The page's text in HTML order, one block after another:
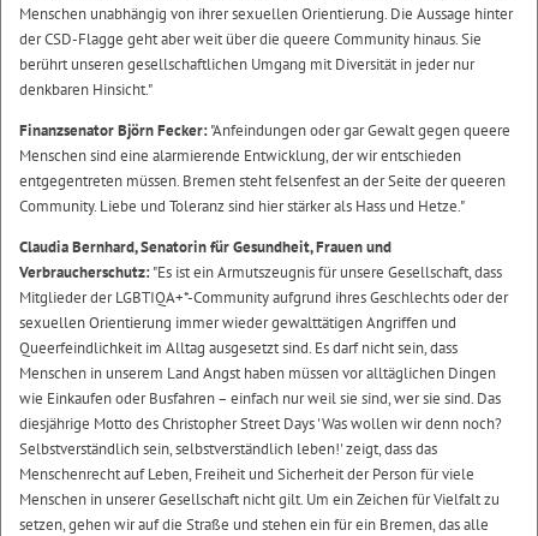
Menschen unabhängig von ihrer sexuellen Orientierung. Die Aussage hinter
der CSD-Flagge geht aber weit über die queere Community hinaus. Sie
berührt unseren gesellschaftlichen Umgang mit Diversität in jeder nur
denkbaren Hinsicht."
Finanzsenator Björn Fecker:"Anfeindungen oder gar Gewalt gegen queere
Menschen sind eine alarmierende Entwicklung, der wir entschieden
entgegentreten müssen. Bremen steht felsenfest an der Seite der queeren
Community. Liebe und Toleranz sind hier stärker als Hass und Hetze."
Claudia Bernhard, Senatorin für Gesundheit, Frauen und
Verbraucherschutz:"Es ist ein Armutszeugnis für unsere Gesellschaft, dass
Mitglieder der LGBTIQA+*-Community aufgrund ihres Geschlechts oder der
sexuellen Orientierung immer wieder gewalttätigen Angriffen und
Queerfeindlichkeit im Alltag ausgesetzt sind. Es darf nicht sein, dass
Menschen in unserem Land Angst haben müssen vor alltäglichen Dingen
wie Einkaufen oder Busfahren – einfach nur weil sie sind, wer sie sind. Das
diesjährige Motto des Christopher Street Days 'Was wollen wir denn noch?
Selbstverständlich sein, selbstverständlich leben!' zeigt, dass das
Menschenrecht auf Leben, Freiheit und Sicherheit der Person für viele
Menschen in unserer Gesellschaft nicht gilt. Um ein Zeichen für Vielfalt zu
setzen, gehen wir auf die Straße und stehen ein für ein Bremen, das alle